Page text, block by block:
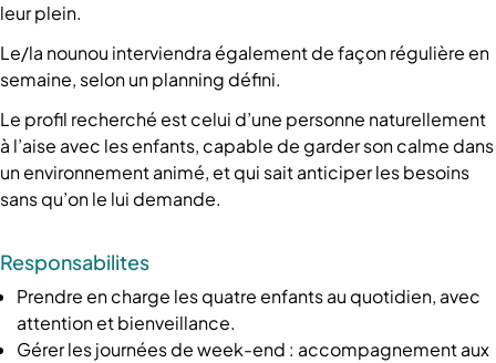
leur plein.
Le/la nounou interviendra également de façon régulière en
semaine, selon un planning défini.
Le profil recherché est celui d’une personne naturellement
à l’aise avec les enfants, capable de garder son calme dans
un environnement animé, et qui sait anticiper les besoins
sans qu’on le lui demande.
Responsabilites
Prendre en charge les quatre enfants au quotidien, avec
attention et bienveillance.
Gérer les journées de week-end : accompagnement aux